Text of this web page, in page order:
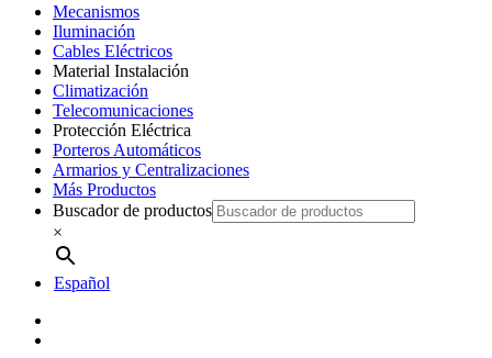
Mecanismos
Iluminación
Cables Eléctricos
Material Instalación
Climatización
Telecomunicaciones
Protección Eléctrica
Porteros Automáticos
Armarios y Centralizaciones
Más Productos
Buscador de productos
×
Español